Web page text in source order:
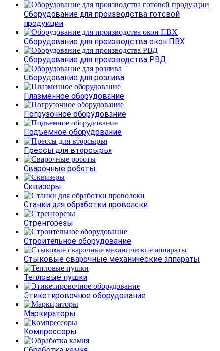
Оборудование для производства готовой
продукции
Оборудование для производства окон ПВХ
Оборудование для производства РВД
Оборудование для розлива
Плазменное оборудование
Погрузочное оборудование
Подъемное оборудование
Прессы для вторсырья
Сварочные роботы
Сквизеры
Станки для обработки проволоки
Стренгорезы
Строительное оборудование
Стыковые сварочные механические аппараты
Тепловые пушки
Этикетировочное оборудование
Маркираторы
Компрессоры